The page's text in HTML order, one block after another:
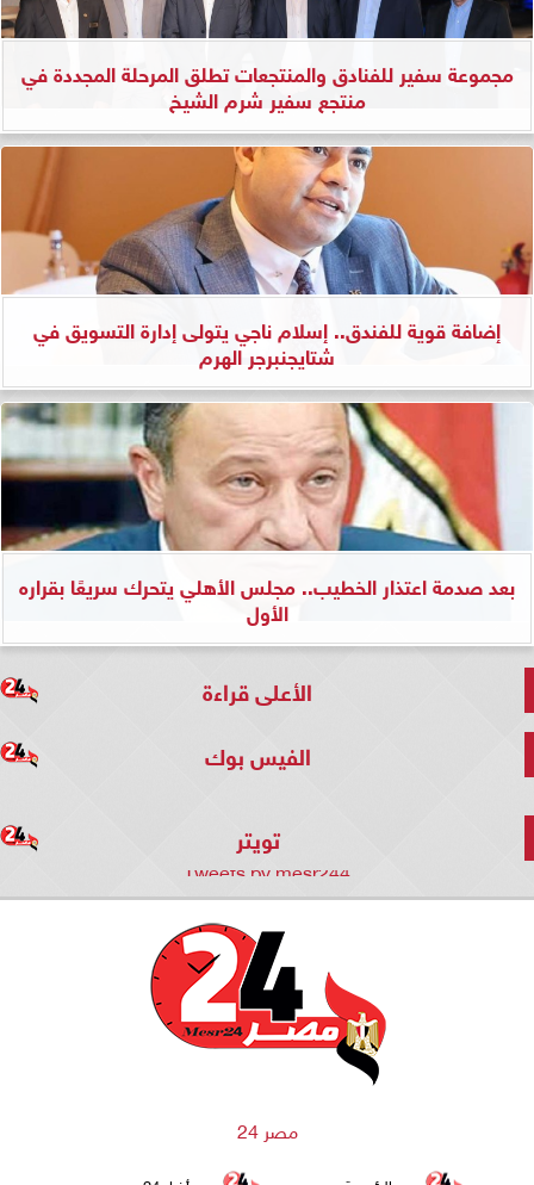
مجموعة سفير للفنادق والمنتجعات تطلق المرحلة المجددة في
منتجع سفير شرم الشيخ
إضافة قوية للفندق.. إسلام ناجي يتولى إدارة التسويق في
شتايجنبرجر الهرم
بعد صدمة اعتذار الخطيب.. مجلس الأهلي يتحرك سريعًا بقراره
الأول
الأعلى قراءة
الفيس بوك
تويتر
Tweets by mesr244
مصر 24